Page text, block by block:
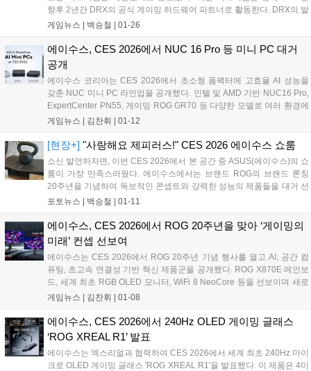
향후 2년간 DRX의 공식 게이밍 하드웨어 파트너로 활동한다. DRX의 발
로란트(Valorant) 및 리그 오브 레전드(League of Legends) 팀을 비롯해
경기에서 ROG의 신기술이 적용된 게이밍 기어를 사용하게 된다....
게임뉴스 | 백승철 | 01-26
에이수스, CES 2026에서 NUC 16 Pro 등 미니 PC 대거
공개
에이수스 코리아는 CES 2026에서 초소형 폼팩터에 고효율 AI 성능을
갖춘 NUC 미니 PC 라인업을 공개했다. 인텔 및 AMD 기반 NUC16 Pro,
ExpertCenter PN55, 게이밍 ROG GR70 등 다양한 모델로 여러 환경에
강력한 성능과 확장성을 제공한다....
게임뉴스 | 김찬휘 | 01-12
[현장+] "사랑해요 제피러스!" CES 2026 에이수스 쇼룸
소신 발언하자면, 이번 CES 2026에서 본 공간 중 ASUS(에이수스)의 쇼
룸이 가장 만족스러웠다. 에이수스에서는 브랜드 ROG의 브랜드 론칭
20주년을 기념하여 독보적인 콘셉트와 강력한 성능의 제품들을 대거 선
보였다. 특히 240Hz 마이크로 OLED를 탑재한 ROG XREAL R1 AR 게
로 담은 ROG Flow Z13-KJP, 본격적으로 타깃을 잡고 브랜드화되고 있
는 ProArt 라인업과 고프로(GoPro)와의 협업으로 선보이는 노트북까
지....
포토뉴스 | 백승철 | 01-11
에이수스, CES 2026에서 ROG 20주년을 맞아 ‘게이밍의
미래’ 컨셉 선보여
에이수스는 CES 2026에서 ROG 20주년 기념 행사를 열고 AI, 공간 컴
퓨팅, 초고속 연결성 기반 혁신 제품군을 공개했다. ROG X870E 메인보
드, 세계 최초 RGB OLED 모니터, WiFi 8 NeoCore 등을 선보이며 새로
운 게이밍 표준을 제시했다....
게임뉴스 | 김찬휘 | 01-08
에이수스, CES 2026에서 240Hz OLED 게이밍 글래스
‘ROG XREAL R1’ 발표
에이수스는 엑스리얼과 협력하여 CES 2026에서 세계 최초 240Hz 마이
크로 OLED 게이밍 글래스 'ROG XREAL R1'을 발표했다. 이 제품은 4미